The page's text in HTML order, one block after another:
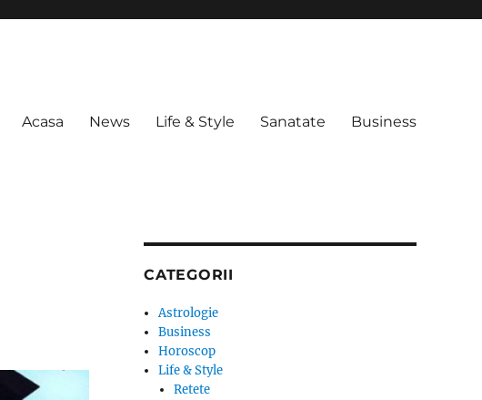
Acasa News Life & Style Sanatate Business
CATEGORII
Astrologie
Business
Horoscop
Life & Style
Retete